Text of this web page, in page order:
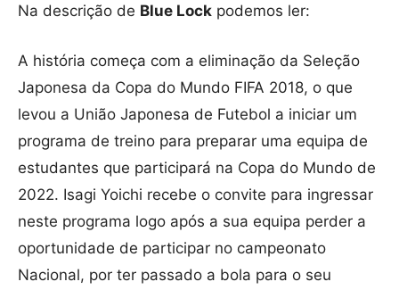
Na descrição de Blue Lock podemos ler:
A história começa com a eliminação da Seleção
Japonesa da Copa do Mundo FIFA 2018, o que
levou a União Japonesa de Futebol a iniciar um
programa de treino para preparar uma equipa de
estudantes que participará na Copa do Mundo de
2022. Isagi Yoichi recebe o convite para ingressar
neste programa logo após a sua equipa perder a
oportunidade de participar no campeonato
Nacional, por ter passado a bola para o seu